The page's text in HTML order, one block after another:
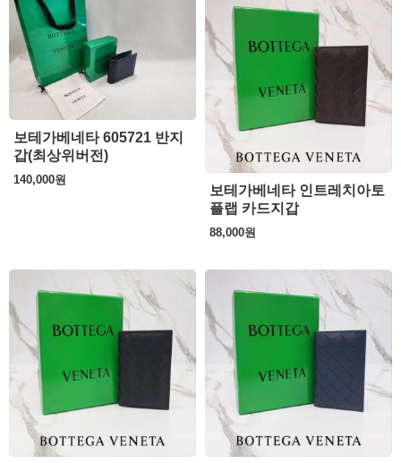
보테가베네타 605721 반지
갑(최상위버전)
140,000원
보테가베네타 인트레치아토
플랩 카드지갑
88,000원